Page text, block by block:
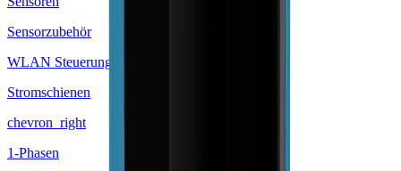
Sensorzubehör
WLAN Steuerungen
Stromschienen
chevron_right
1-Phasen